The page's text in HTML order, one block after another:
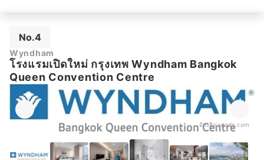
No.4
Wyndham
โรงแรมเปิดใหม่ กรุงเทพ Wyndham Bangkok
Queen Convention Centre
อ้างอิง:agoda.com